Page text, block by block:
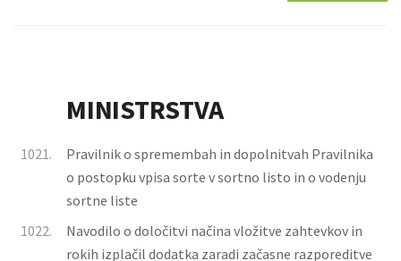
MINISTRSTVA
1021.
Pravilnik o spremembah in dopolnitvah Pravilnika
o postopku vpisa sorte v sortno listo in o vodenju
sortne liste
1022.
Navodilo o določitvi načina vložitve zahtevkov in
rokih izplačil dodatka zaradi začasne razporeditve